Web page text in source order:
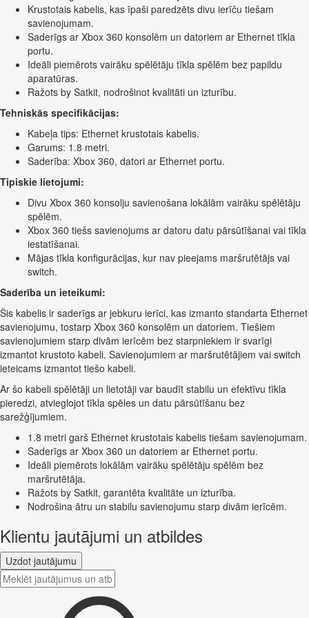
Krustotais kabelis, kas īpaši paredzēts divu ierīču tiešam
savienojumam.
Saderīgs ar Xbox 360 konsolēm un datoriem ar Ethernet tīkla
portu.
Ideāli piemērots vairāku spēlētāju tīkla spēlēm bez papildu
aparatūras.
Ražots by Satkit, nodrošinot kvalitāti un izturību.
Tehniskās specifikācijas:
Kabeļa tips: Ethernet krustotais kabelis.
Garums: 1.8 metri.
Saderība: Xbox 360, datori ar Ethernet portu.
Tipiskie lietojumi:
Divu Xbox 360 konsolju savienošana lokālām vairāku spēlētāju
spēlēm.
Xbox 360 tiešs savienojums ar datoru datu pārsūtīšanai vai tīkla
iestatīšanai.
Mājas tīkla konfigurācijas, kur nav pieejams maršrutētājs vai
switch.
Saderība un ieteikumi:
Šis kabelis ir saderīgs ar jebkuru ierīci, kas izmanto standarta Ethernet
savienojumu, tostarp Xbox 360 konsolēm un datoriem. Tiešiem
savienojumiem starp divām ierīcēm bez starpniekiem ir svarīgi
izmantot krustoto kabeli. Savienojumiem ar maršrutētājiem vai switch
ieteicams izmantot tiešo kabeli.
Ar šo kabeli spēlētāji un lietotāji var baudīt stabilu un efektīvu tīkla
pieredzi, atvieglojot tīkla spēles un datu pārsūtīšanu bez
sarežģījumiem.
1.8 metri garš Ethernet krustotais kabelis tiešam savienojumam.
Saderīgs ar Xbox 360 un datoriem ar Ethernet portu.
Ideāli piemērots lokālām vairāku spēlētāju spēlēm bez
maršrutētāja.
Ražots by Satkit, garantēta kvalitāte un izturība.
Nodrošina ātru un stabilu savienojumu starp divām ierīcēm.
Klientu jautājumi un atbildes
Uzdot jautājumu